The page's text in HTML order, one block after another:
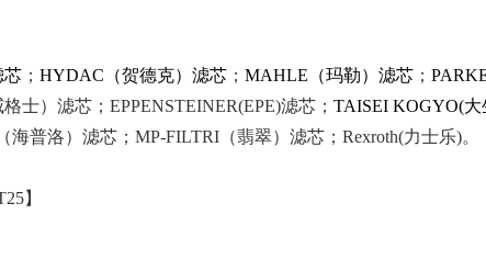
芯 ； HYDAC（贺德克）滤芯 ； MAHLE（玛勒）滤芯 ；
格士）滤芯；EPPENSTEINER(EPE)滤芯； TAISEI KOGYO(
海普洛）滤芯；MP-FILTRI（翡翠）滤芯；Rexroth(力士乐)。
】